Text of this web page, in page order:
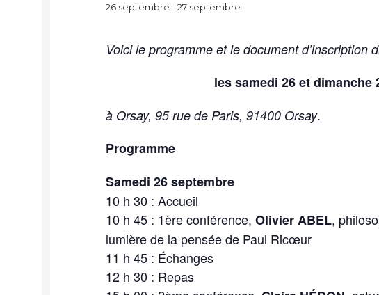
26 septembre -27 septembre
Voici le programme et le document d’inscription
les samedi 26 et dimanche
à Orsay, 95 rue de Paris, 91400 Orsay.
Programme
Samedi 26 septembre
10 h 30 : Accueil
10 h 45 : 1ère conférence, Olivier ABEL,
lumière de la pensée de Paul Ricœur
11 h 45 : Échanges
12 h 30 : Repas